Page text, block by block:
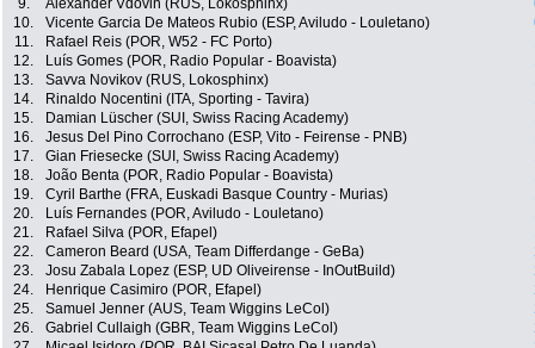
9. Alexander Vdovin (RUS, Lokosphinx)
10.
Vicente Garcia De Mateos Rubio (ESP, Aviludo - Louletano)
11.
Rafael Reis (POR, W52 - FC Porto)
12.
Luís Gomes (POR, Radio Popular - Boavista)
13.
Savva Novikov (RUS, Lokosphinx)
14.
Rinaldo Nocentini (ITA, Sporting - Tavira)
15.
Damian Lüscher (SUI, Swiss Racing Academy)
16.
Jesus Del Pino Corrochano (ESP, Vito - Feirense - PNB)
17.
Gian Friesecke (SUI, Swiss Racing Academy)
18.
João Benta (POR, Radio Popular - Boavista)
19.
Cyril Barthe (FRA, Euskadi Basque Country - Murias)
20.
Luís Fernandes (POR, Aviludo - Louletano)
21.
Rafael Silva (POR, Efapel)
22.
Cameron Beard (USA, Team Differdange - GeBa)
23.
Josu Zabala Lopez (ESP, UD Oliveirense - InOutBuild)
24.
Henrique Casimiro (POR, Efapel)
25.
Samuel Jenner (AUS, Team Wiggins LeCol)
26.
Gabriel Cullaigh (GBR, Team Wiggins LeCol)